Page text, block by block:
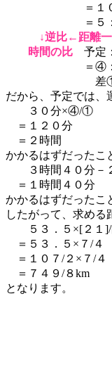
＝１００％
＝５：
↓逆比←距離
時間の比 予定
＝④：
差①＝３
だから、予定では、
３０分×④/①
＝１２０分
＝２時間
かかるはずだったこ
３時間４０分－
＝１時間４０分
かかるはずだったこ
したがって、求める
５３．５×[２１]/
＝５３．５×７/４
＝１０７/２×７/４
＝７４９/８km
となります。